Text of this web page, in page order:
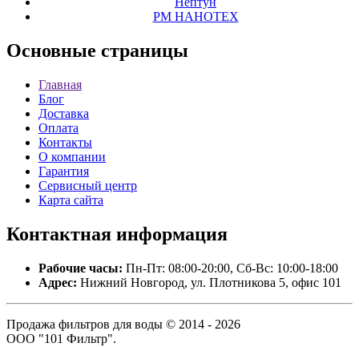
РМ НАНОТЕХ
Основные страницы
Главная
Блог
Доставка
Оплата
Контакты
О компании
Гарантия
Сервисный центр
Карта сайта
Контактная информация
Рабочие часы: Пн-Пт: 08:00-20:00, Сб-Вс: 10:00-18:00
Адрес: Нижний Новгород, ул. Плотникова 5, офис 101
Продажа фильтров для воды © 2014 - 2026
ООО "101 Фильтр".